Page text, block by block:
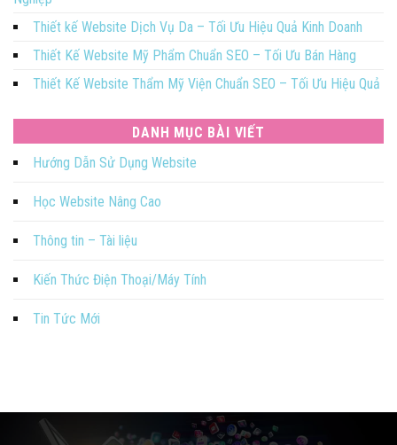
Thiết kế Website Dịch Vụ Da – Tối Ưu Hiệu Quả Kinh Doanh
Thiết Kế Website Mỹ Phẩm Chuẩn SEO – Tối Ưu Bán Hàng
Thiết Kế Website Thẩm Mỹ Viện Chuẩn SEO – Tối Ưu Hiệu Quả
DANH MỤC BÀI VIẾT
Hướng Dẫn Sử Dụng Website
Học Website Nâng Cao
Thông tin – Tài liệu
Kiến Thức Điện Thoại/Máy Tính
Tin Tức Mới